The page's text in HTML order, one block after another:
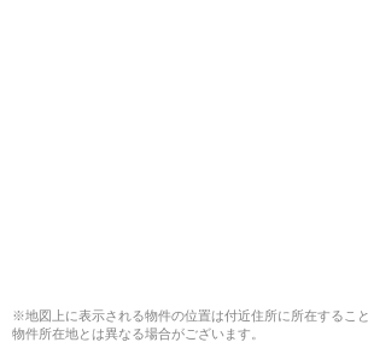
※地図上に表示される物件の位置は付近住所に所在するこ
物件所在地とは異なる場合がございます。